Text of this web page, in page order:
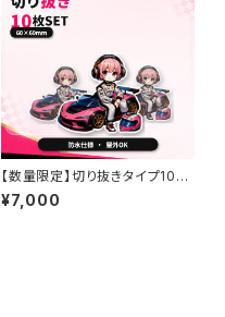
【数量限定】切り抜きタイプ10枚
セット｜chihodaオリジナルス
テッカー｜車・バイクにも◎
¥7,000